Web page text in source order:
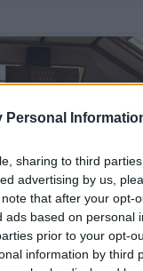
Personal
sharing to third
advertising by us,
that after your opt-
based on personal
prior to your opt-
information by third
TETŐ -